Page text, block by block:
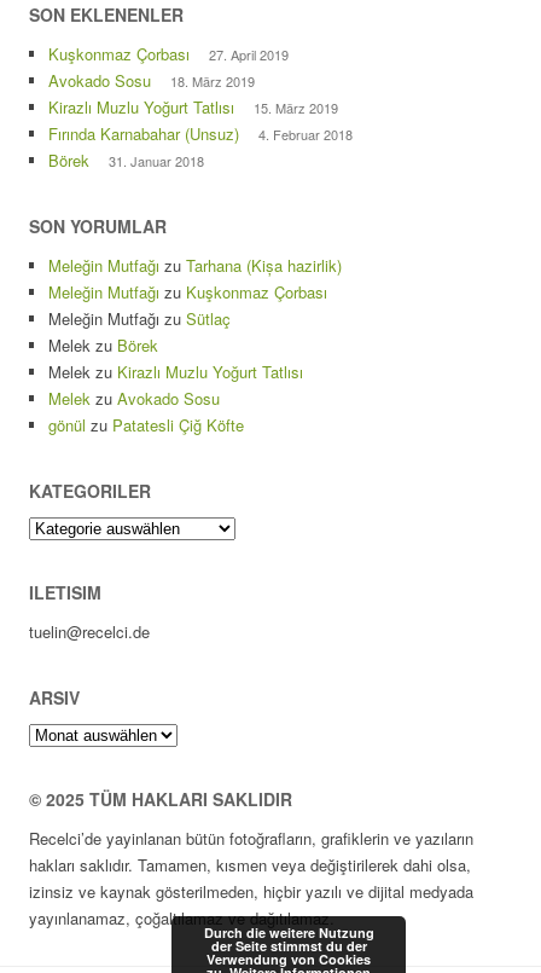
SON EKLENENLER
Kuşkonmaz Çorbası 27. April 2019
Avokado Sosu 18. März 2019
Kirazlı Muzlu Yoğurt Tatlısı 15. März 2019
Fırında Karnabahar (Unsuz) 4. Februar 2018
Börek 31. Januar 2018
SON YORUMLAR
Meleğin Mutfağı zu Tarhana (Kișa hazirlik)
Meleğin Mutfağı zu Kuşkonmaz Çorbası
Meleğin Mutfağı zu Sütlaç
Melek zu Börek
Melek zu Kirazlı Muzlu Yoğurt Tatlısı
Melek zu Avokado Sosu
gönül zu Patatesli Çiğ Köfte
KATEGORILER
Kategoriler
ILETISIM
tuelin@recelci.de
ARSIV
Arsiv
© 2025 TÜM HAKLARI SAKLIDIR
Recelci’de yayinlanan bütün fotoğrafların, grafiklerin ve yazıların
hakları saklıdır. Tamamen, kısmen veya değiştirilerek dahi olsa,
izinsiz ve kaynak gösterilmeden, hiçbir yazılı ve dijital medyada
yayınlanamaz, çoğaltılamaz ve dağıtılamaz.
Durch die weitere Nutzung
der Seite stimmst du der
Verwendung von Cookies